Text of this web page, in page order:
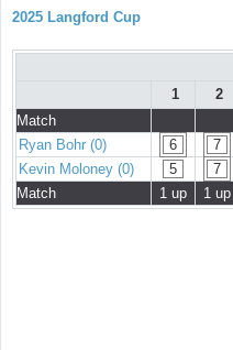
2025 Langford Cup
1
2
Match
Ryan Bohr (0)
6 7
Kevin Moloney (0)
5 7
Match
1 up 1 up